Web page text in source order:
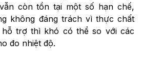
còn tồn tại một số hạn chế,
không đáng trách vì thực chất
trợ thì khó có thể so với các
đo nhiệt độ.